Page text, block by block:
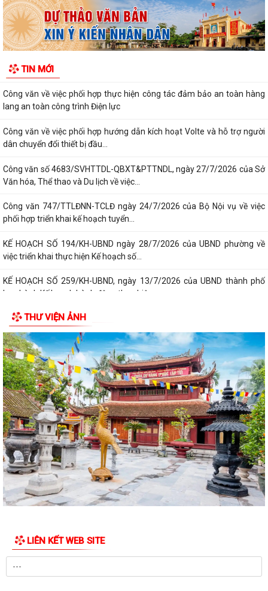
TIN MỚI
Chung kết Hội thi lực lượng tham gia bảo vệ an ninh, trật tự ở cơ sở giỏi
toàn quốc (lần thứ 1) năm...
dân thành phố Hải Phòng Quy định mức...
Công văn về việc phối hợp thực hiện công tác đảm bảo an toàn hàng
lang an toàn công trình Điện lực
Công văn về việc phối hợp hướng dẫn kích hoạt Volte và hỗ trợ người
dân chuyển đổi thiết bị đầu...
Công văn số 4683/SVHTTDL-QBXT&PTTNDL, ngày 27/7/2026 của Sở
Văn hóa, Thể thao và Du lịch về việc...
Công văn 747/TTLĐNN-TCLĐ ngày 24/7/2026 của Bộ Nội vụ về việc
phối hợp triển khai kế hoạch tuyển...
KẾ HOẠCH SỐ 194/KH-UBND ngày 28/7/2026 của UBND phường về
việc triển khai thực hiện Kế hoạch số...
KẾ HOẠCH SỐ 259/KH-UBND, ngày 13/7/2026 của UBND thành phố
ban hành Kế hoạch hành động thực hiện...
PHƯỜNG ĐỒ SƠN THAM DỰ HỘI NGHỊ TOÀN QUỐC NGHIÊN CỨU, HỌC
TẬP, QUÁN TRIỆT VÀ TRIỂN KHAI THỰC HIỆN...
Công văn 3616/STP-PBGDPL, ngày 28/7/2026 của Sở Tư pháp thành
phố về việc khai thác tài liệu số...
LUẬT SỐ 122/2025/QH15 LUẬT THƯƠNG MẠI ĐIỆN TỬ
Công văn số 2612/UBNd-KT, ngày 27/7/2026 về việc triển khai thực
hiện Kế hoạch số 247/KH-UBND ngày...
KẾ HOẠCH SỐ 247/KH-UBND, ngày 04/7/2026 Về việc triển khai thi
hành Luật Thương mại điện tử
KẾ HOẠCH SỐ 249/KH-UBND, ngày 06/7/2026 về triển khai thực hiện
Nghị quyết số 88/NQ-CP ngày...
triển khai thực hiện Kế hoạch số...
QUYẾT ĐỊNH SỐ 2782/QĐ-UBND, ngày 21/7/2026 của UBND thành
THƯ VIỆN ẢNH
LIÊN KẾT WEB SITE